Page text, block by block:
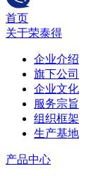
首页
关于荣泰得
企业介绍
旗下公司
企业文化
服务宗旨
组织框架
生产基地
产品中心